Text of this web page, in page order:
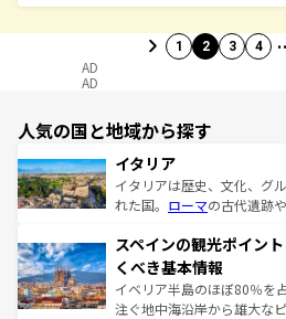
1 2 3 4
AD
AD
人気の国と地域から探す
イタリア
イタリアは歴史、文化、グ
れた国。 ローマの古代遺跡
ろん、トスカーナの美しい
景など、自然景観も見逃せ
ピザやパスタなど、絶品の
できる。朝目覚めてから夜
スペインの観光ポイン
くべき基本情報
イベリア半島のほぼ80％を
注ぐ地中海沿岸から雄大な